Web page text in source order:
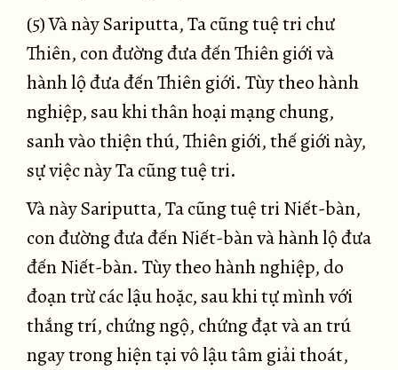
(5) Và này Sariputta, Ta cũng tuệ tri chư
Thiên, con đường đưa đến Thiên giới và
hành lộ đưa đến Thiên giới. Tùy theo hành
nghiệp, sau khi thân hoại mạng chung,
sanh vào thiện thú, Thiên giới, thế giới này,
sự việc này Ta cũng tuệ tri.
Và này Sariputta, Ta cũng tuệ tri Niết-bàn,
con đường đưa đến Niết-bàn và hành lộ đưa
đến Niết-bàn. Tùy theo hành nghiệp, do
đoạn trừ các lậu hoặc, sau khi tự mình với
thắng trí, chứng ngộ, chứng đạt và an trú
ngay trong hiện tại vô lậu tâm giải thoát,